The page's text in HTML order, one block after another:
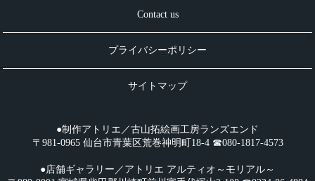
Contact us
プライバシーポリシー
サイトマップ
●制作アトリエ／古山拓絵画工房ランズエンド
〒981-0965 仙台市青葉区荒巻神明町18-4 ☎︎080-1817-4573
●店舗ギャラリー／アトリエ アルティオ～モリアル～